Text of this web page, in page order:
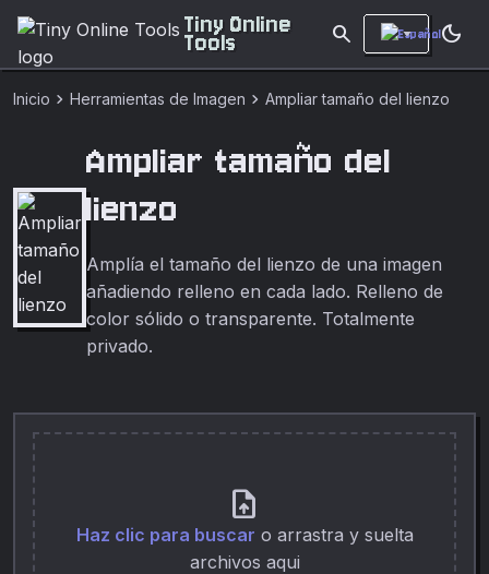
Tiny Online
Tools search dark_mode
Inicio chevron_right Herramientas de Imagen chevron_right Ampliar tamaño del lienzo
Ampliar tamaño del
lienzo
Amplía el tamaño del lienzo de una imagen
añadiendo relleno en cada lado. Relleno de
color sólido o transparente. Totalmente
privado.
upload_file
Haz clic para buscar o arrastra y suelta
archivos aqui